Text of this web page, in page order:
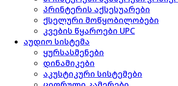
პრინტერის აქსესუარები
ქსელური მოწყობილობები
კვების წყაროები UPC
აუდიო სისტემა
ყურსასმენები
დინამიკები
აკუსტიკური სისტემები